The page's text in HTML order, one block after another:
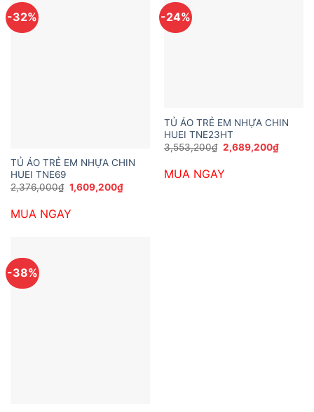
-32%
TỦ ÁO TRẺ EM NHỰA CHIN
HUEI TNE69
2,376,000₫ Giá
gốc
2,376,000₫.
1,609,200₫Giá
hiện
MUA NGAY
-24%
TỦ ÁO TRẺ EM NHỰA CHIN
HUEI TNE23HT
3,553,200₫ Giá
gốc
3,553,200₫.
2,689,200₫Giá
hiện
MUA NGAY
-38%